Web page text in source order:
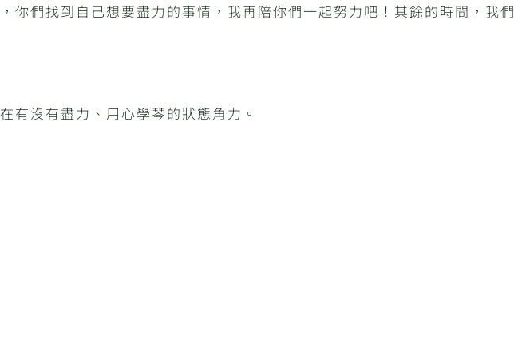
你們找到自己想要盡力的事情，我再陪你們一起努力吧！其餘的時間，我們
有沒有盡力、用心學琴的狀態角力。